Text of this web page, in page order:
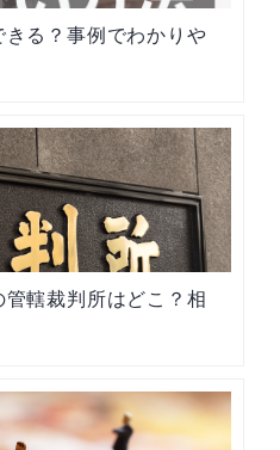
る？事例でわかりや
轄裁判所はどこ？相